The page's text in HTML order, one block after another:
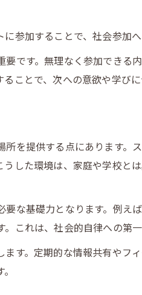
参加することで、社会参加へ
です。無理なく参加できる
ことで、次への意欲や学びに
を提供する点にあります。
した環境は、家庭や学校と
な基礎力となります。例え
これは、社会的自律への第一
す。定期的な情報共有やフ